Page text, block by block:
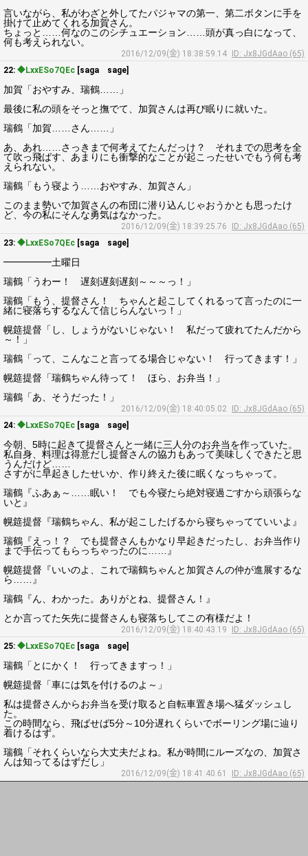
言いながら、私がわざと外してたパジャマの第一、第二ボタンに手を
掛けて止めてくれる加賀さん。
ちょっと……何なのこのシチュエーション……頭が真っ白になって、
何も考えられない。
2016/12/09(金) 18:38:59.14
ID: Jx8JGdAao (65)
22: ◆LxxESo7QEc [saga sage]
加賀「おやすみ、瑞鶴……」
最後に私の頭をそっと撫でて、加賀さんは再び眠りに就いた。
瑞鶴「加賀……さん……」
あ、あれ……さっきまで何考えてたんだっけ？ それまでの思考を全
て吹っ飛ばす、あまりにも衝撃的なことが起こったせいでもう何も考
えられない。
瑞鶴「もう寝よう……おやすみ、加賀さん」
このまま勢いで加賀さんの布団に潜り込んじゃおうかとも思ったけ
ど、今の私にそんな勇気はなかった。
2016/12/09(金) 18:39:25.76
ID: Jx8JGdAao (65)
23: ◆LxxESo7QEc [saga sage]
━━━━━土曜日
瑞鶴「うわー！ 遅刻遅刻遅刻～～～っ！」
瑞鶴「もう、提督さん！ ちゃんと起こしてくれるって言ったのに一
緒に寝落ちするなんて信じらんないっ！」
幌筵提督「し、しょうがないじゃない！ 私だって疲れてたんだから
～！」
瑞鶴「って、こんなこと言ってる場合じゃない！ 行ってきます！」
幌筵提督「瑞鶴ちゃん待って！ ほら、お弁当！」
瑞鶴「あ、そうだった！」
2016/12/09(金) 18:40:05.02
ID: Jx8JGdAao (65)
24: ◆LxxESo7QEc [saga sage]
今朝、5時に起きて提督さんと一緒に三人分のお弁当を作っていた。
私自身、料理は得意だし提督さんの協力もあって美味しくできたと思
うんだけど……
さすがに早起きしたせいか、作り終えた後に眠くなっちゃって。
瑞鶴『ふあぁ～……眠い！ でも今寝たら絶対寝過ごすから頑張らな
いと』
幌筵提督『瑞鶴ちゃん、私が起こしたげるから寝ちゃってていいよ』
瑞鶴『えっ！？ でも提督さんもかなり早起きだったし、お弁当作り
まで手伝ってもらっちゃったのに……』
幌筵提督『いいのよ、これで瑞鶴ちゃんと加賀さんの仲が進展するな
ら……』
瑞鶴『ん、わかった。ありがとね、提督さん！』
とか言ってた矢先に提督さんも寝落ちしてこの有様だよ！
2016/12/09(金) 18:40:43.19
ID: Jx8JGdAao (65)
25: ◆LxxESo7QEc [saga sage]
瑞鶴「とにかく！ 行ってきますっ！」
幌筵提督「車には気を付けるのよ～」
私は提督さんからお弁当を受け取ると自転車置き場へ猛ダッシュし
た。
この時間なら、飛ばせば5分～10分遅れくらいでボーリング場に辿り
着けるはず。
瑞鶴「それくらいなら大丈夫だよね。私が時間にルーズなの、加賀さ
んは知ってるはずだし」
2016/12/09(金) 18:41:40.61 ID: Jx8JGdAao (65)